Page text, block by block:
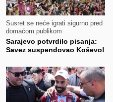
Susret se neće igrati sigurno pred
domaćom publikom
Sarajevo potvrdilo pisanja:
Savez suspendovao Koševo!